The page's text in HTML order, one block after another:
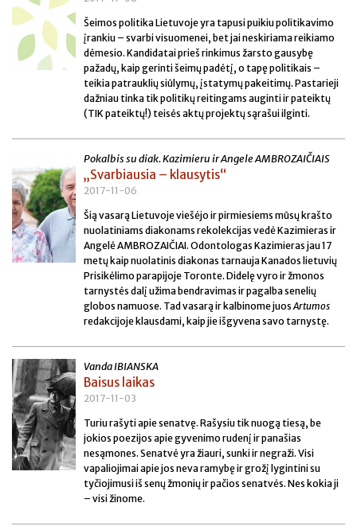
Šeimos politika Lietuvoje yra tapusi puikiu politikavimo
įrankiu – svarbi visuomenei, bet jai neskiriama reikiamo
dėmesio. Kandidatai prieš rinkimus žarsto gausybę
pažadų, kaip gerinti šeimų padėtį, o tapę politikais –
teikia patrauklių siūlymų, įstatymų pakeitimų. Pastarieji
dažniau tinka tik politikų reitingams auginti ir pateiktų
(TIK pateiktų!) teisės aktų projektų sąrašui ilginti.
Pokalbis su diak. Kazimieru ir Angele AMBROZAIČIAIS
„Svarbiausia – klausytis“
2017-11-06
Šią vasarą Lietuvoje viešėjo ir pirmiesiems mūsų krašto
nuolatiniams diakonams rekolekcijas vedė Kazimieras ir
Angelė AMBROZAIČIAI. Odontologas Kazimieras jau 17
metų kaip nuolatinis diakonas tarnauja Kanados lietuvių
Prisikėlimo parapijoje Toronte. Didelę vyro ir žmonos
tarnystės dalį užima bendravimas ir pagalba senelių
globos namuose. Tad vasarą ir kalbinome juosArtumos
redakcijoje klausdami, kaip jie išgyvena savo tarnystę.
Vanda IBIANSKA
Baisus laikas
2017-11-03
Turiu rašyti apie senatvę. Rašysiu tik nuogą tiesą, be
jokios poezijos apie gyvenimo rudenį ir panašias
nesąmones. Senatvė yra žiauri, sunki ir negraži. Visi
vapaliojimai apie jos neva ramybę ir grožį lygintini su
tyčiojimusi iš senų žmonių ir pačios senatvės. Nes kokia ji
– visi žinome.